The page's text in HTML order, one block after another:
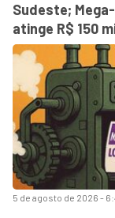
5 de agosto de 2026 -
Sudeste;
atinge R$ 150